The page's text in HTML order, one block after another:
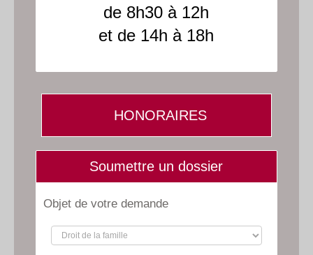
de 8h30 à 12h
et de 14h à 18h
HONORAIRES
Soumettre un dossier
Objet de votre demande